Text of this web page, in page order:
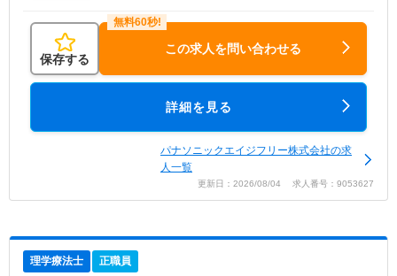
保存する
この求人を問い合わせる
詳細を見る
パナソニックエイジフリー株式会社の求
人一覧
更新日：2026/08/04 求人番号：9053627
理学療法士 正職員